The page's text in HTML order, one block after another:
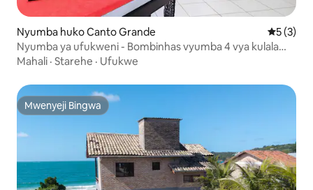
Nyumba huko Canto Grande
5 (3)
Nyumba ya ufukweni - Bombinhas vyumba 4 vya kulala
mita 70 kutoka baharini
Mahali · Starehe · Ufukwe
Mwenyeji Bingwa
Mwenyeji Bingwa